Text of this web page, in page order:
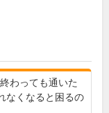
わっても通いた
なくなると困るの